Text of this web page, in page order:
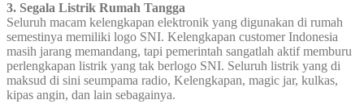
3. Segala Listrik Rumah Tangga
Seluruh macam kelengkapan elektronik yang digunakan di rumah
semestinya memiliki logo SNI. Kelengkapan customer Indonesia
masih jarang memandang, tapi pemerintah sangatlah aktif memburu
perlengkapan listrik yang tak berlogo SNI. Seluruh listrik yang di
maksud di sini seumpama radio, Kelengkapan, magic jar, kulkas,
kipas angin, dan lain sebagainya.